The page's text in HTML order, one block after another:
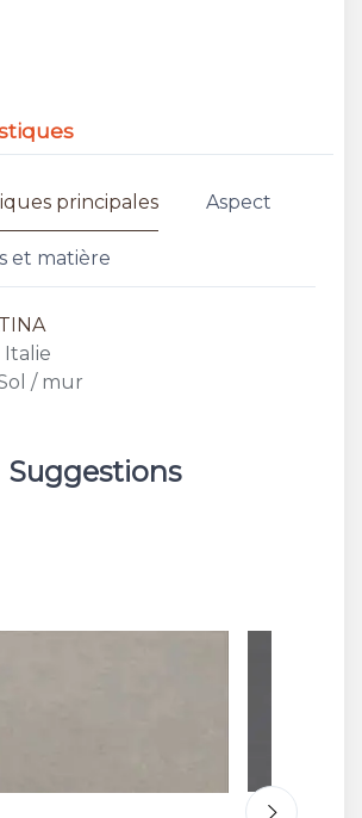
principales Aspect
et matière
Italie
/ mur
Suggestions